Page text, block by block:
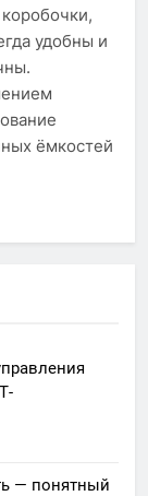
удобны и
ёмкостей
— понятный